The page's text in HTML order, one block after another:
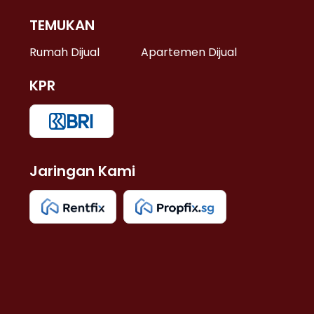
TEMUKAN
Rumah Dijual Apartemen Dijual
KPR
Jaringan Kami